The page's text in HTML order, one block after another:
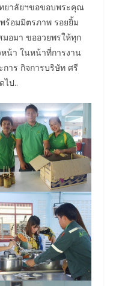
ยาลัยฯขอขอบพระคุณ
ร้อมมิตรภาพ รอยยิ้ม
มอมา ขออวยพรให้ทุก
น้า ในหน้าที่การงาน
าร กิจการบริษัท ศรี
ไป..